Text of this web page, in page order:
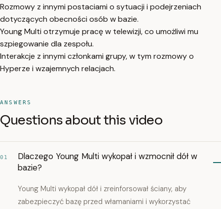
Rozmowy z innymi postaciami o sytuacji i podejrzeniach
dotyczących obecności osób w bazie.
Young Multi otrzymuje pracę w telewizji, co umożliwi mu
szpiegowanie dla zespołu.
Interakcje z innymi członkami grupy, w tym rozmowy o
Hyperze i wzajemnych relacjach.
ANSWERS
Questions about this video
01
Dlaczego Young Multi wykopał i wzmocnił dół w
bazie?
Young Multi wykopał dół i zreinforsował ściany, aby
zabezpieczyć bazę przed włamaniami i wykorzystać